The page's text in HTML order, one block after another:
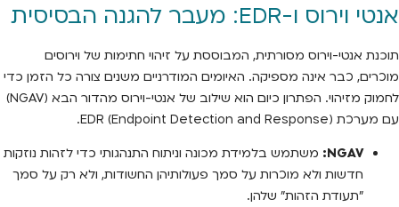
אנטי וירוס ו-EDR: מעבר להגנה הבסיסית
תוכנת אנטי-וירוס מסורתית, המבוססת על זיהוי חתימות של וירוסים
מוכרים, כבר אינה מספיקה. האיומים המודרניים משנים צורה כל הזמן כדי
לחמוק מזיהוי. הפתרון כיום הוא שילוב של אנטי-וירוס מהדור הבא (NGAV)
עם מערכת EDR (Endpoint Detection and Response).
NGAV: משתמש בלמידת מכונה וניתוח התנהגותי כדי לזהות נוזקות
חדשות ולא מוכרות על סמך פעולותיהן החשודות, ולא רק על סמך
"תעודת הזהות" שלהן.